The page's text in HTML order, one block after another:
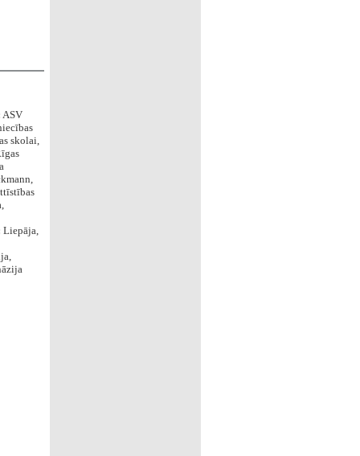
ASV
skolai,
Liepāja,